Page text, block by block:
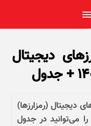
دیجیتال
دیجیتال (رمزارزها)
به دلار امروز یکشنبه ۲۸ دی ۱۴۰۴ را می‌توانید در جدول